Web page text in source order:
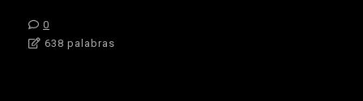
0
638 palabras